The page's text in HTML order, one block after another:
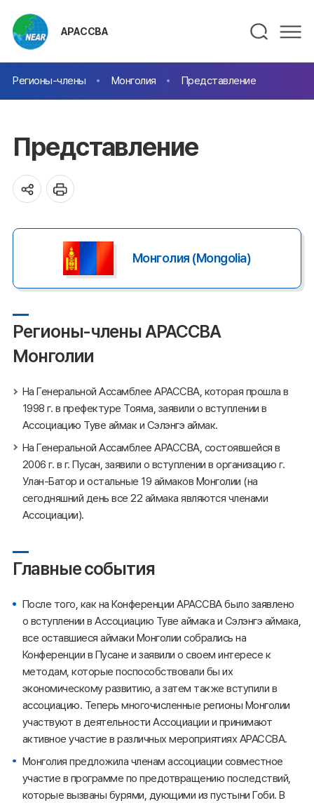
АРАССВА
Регионы-члены Монголия Представление
Представление
Монголия (Mongolia)
Регионы-члены АРАССВА
Монголии
На Генеральной Ассамблее АРАССВА, которая прошла в
1998 г. в префектуре Тояма, заявили о вступлении в
Ассоциацию Туве аймак и Сэлэнгэ аймак.
На Генеральной Ассамблее АРАССВА, состоявшейся в
2006 г. в г. Пусан, заявили о вступлении в организацию г.
Улан-Батор и остальные 19 аймаков Монголии (на
сегодняшний день все 22 аймака являются членами
Ассоциации).
Главные события
После того, как на Конференции АРАССВА было заявлено
о вступлении в Ассоциацию Туве аймака и Сэлэнгэ аймака,
все оставшиеся аймаки Монголии собрались на
Конференции в Пусане и заявили о своем интересе к
методам, которые поспособствовали бы их
экономическому развитию, а затем также вступили в
ассоциацию. Теперь многочисленные регионы Монголии
участвуют в деятельности Ассоциации и принимают
активное участие в различных мероприятиях АРАССВА.
Монголия предложила членам ассоциации совместное
участие в программе по предотвращению последствий,
которые вызваны бурями, дующими из пустыни Гоби. В